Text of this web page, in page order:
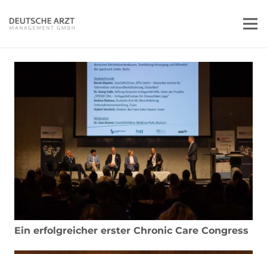
Ein erfolgreicher erster Chronic Care Congress